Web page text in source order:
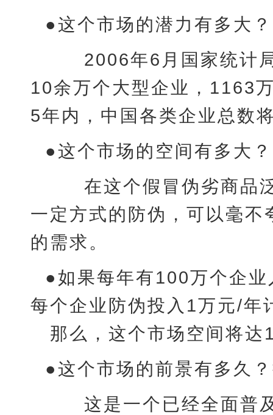
●这个市场的潜力有多大
2006年6月国家统计局
10余万个大型企业，1163
5年内，中国各类企业总数
●这个市场的空间有多大
在这个假冒伪劣商品泛
一定方式的防伪，可以毫
的需求。
●如果每年有100万个企
每个企业防伪投入1万元/年
那么，这个市场空间将达
●这个市场的前景有多久
这是一个已经全面普及